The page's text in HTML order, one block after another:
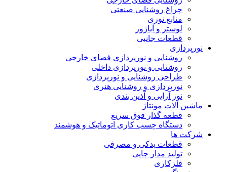
چراغ روشنایی صنعتی
منابع نوری
لوستر و آباژور
قطعات جانبی
نورپردازی
روشنایی و نورپردازی فضای خارجی
روشنایی و نورپردازی داخلی
طراحی روشنایی و نورپردازی
نورپردازی و روشنایی هنری
نور آرایی و آذین بندی
ماشین آلات مونتاژ
قطعه گذار فوق سریع
دستگاه چسب کاری اتوماتیک و هوشمند
شرکت ها
قطعات یدکی و مصرفی
تولید مدار چاپی
فلزکاری